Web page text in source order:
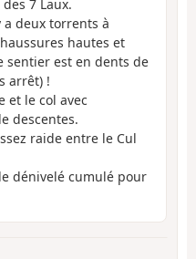
7 Laux.
a deux torrents à
hautes et
sentier est en dents de
arrêt) !
et le col avec
descentes.
raide entre le Cul
dénivelé cumulé pour